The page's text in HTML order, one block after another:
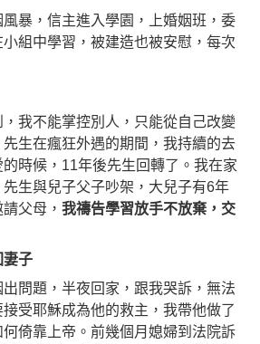
暴，信主進入學園，上婚姻班，委
組中學習，被建造也被安慰，每次
我不能掌控別人，只能從自己改變
生在瘋狂外遇的期間，我持續的去
時候，11年後先生回轉了。我在家
生與兒子父子吵架，大兒子有6年
父母， 我禱告學習放手不放棄，交
妻子
問題，半夜回家，跟我哭訴，無法
受耶穌成為他的救主，我帶他做了
倚靠上帝。前幾個月媳婦到法院訴